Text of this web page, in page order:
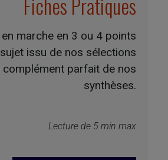
Fiches Pratiques
marche en 3 ou 4 points
issu de nos sélections
complément parfait de nos
synthèses.
Lecture de 5 min max